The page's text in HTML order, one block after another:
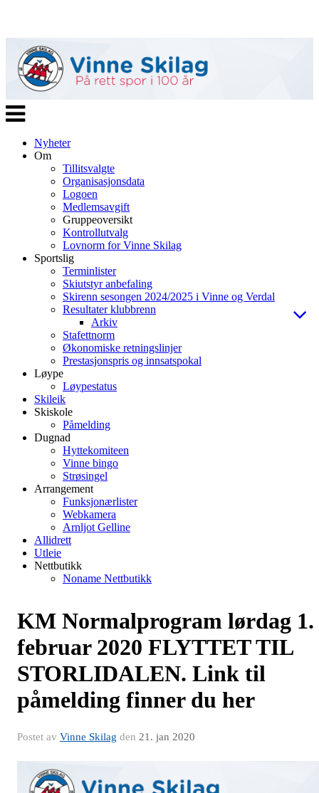
Veksle
navigasjon
Nyheter
Om
Tillitsvalgte
Organisasjonsdata
Logoen
Medlemsavgift
Gruppeoversikt
Kontrollutvalg
Lovnorm for Vinne Skilag
Sportslig
Terminlister
Skiutstyr anbefaling
Skirenn sesongen 2024/2025 i Vinne og Verdal
Resultater klubbrenn
Arkiv
Stafettnorm
Økonomiske retningslinjer
Prestasjonspris og innsatspokal
Løype
Løypestatus
Skileik
Skiskole
Påmelding
Dugnad
Hyttekomiteen
Vinne bingo
Strøsingel
Arrangement
Funksjonærlister
Webkamera
Arnljot Gelline
Allidrett
Utleie
Nettbutikk
Noname Nettbutikk
KM Normalprogram lørdag 1.
februar 2020 FLYTTET TIL
STORLIDALEN. Link til
påmelding finner du her
Postet av Vinne Skilag den 21. jan 2020